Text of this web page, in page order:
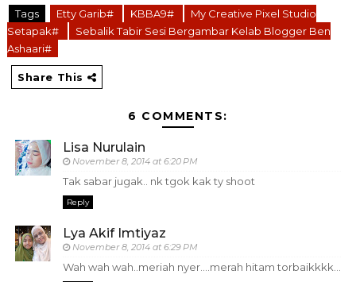
Tags Etty Garib# KBBA9#
My Creative Pixel Studio
Setapak#
Sebalik Tabir Sesi Bergambar Kelab Blogger Ben
Ashaari#
Share This
6 COMMENTS:
Lisa Nurulain
November 8, 2014 at 6:20 PM
Tak sabar jugak.. nk tgok kak ty shoot
Reply
Lya Akif Imtiyaz
November 8, 2014 at 6:29 PM
Wah wah wah..meriah nyer....merah hitam torbaikkkk...